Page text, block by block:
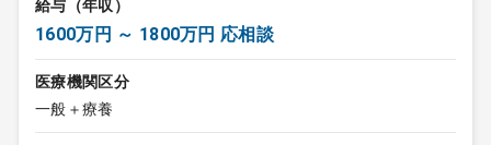
給与（年収）
1600万円 ～ 1800万円 応相談
医療機関区分
一般＋療養